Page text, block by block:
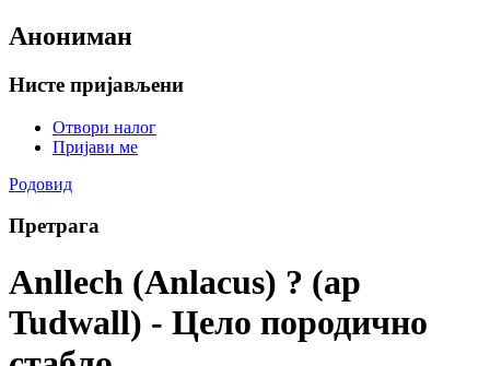
Анониман
Нисте пријављени
Отвори налог
Пријави ме
Родовид
Претрага
Anllech (Anlacus) ? (ap
Tudwall) - Цело породично